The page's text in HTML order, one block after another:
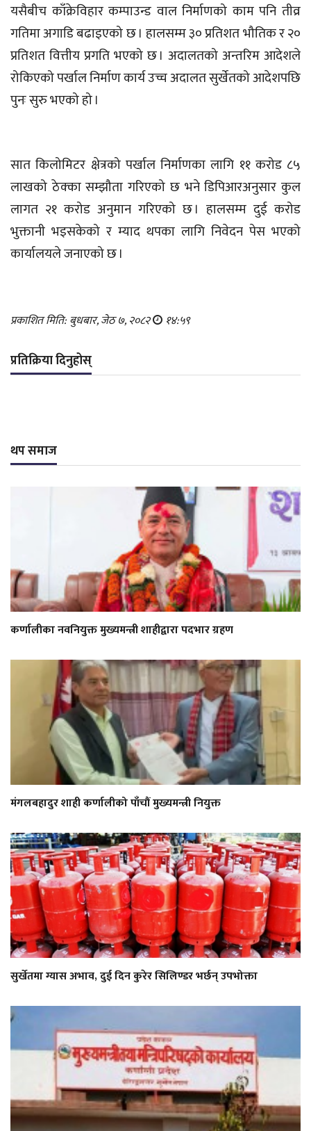
यसैबीच काँक्रेविहार कम्पाउन्ड वाल निर्माणको काम पनि तीव्र
गतिमा अगाडि बढाइएको छ । हालसम्म ३० प्रतिशत भौतिक र २०
प्रतिशत वित्तीय प्रगति भएको छ । अदालतको अन्तरिम आदेशले
रोकिएको पर्खाल निर्माण कार्य उच्च अदालत सुर्खेतको आदेशपछि
पुनः सुरु भएको हो ।
सात किलोमिटर क्षेत्रको पर्खाल निर्माणका लागि ११ करोड ८५
लाखको ठेक्का सम्झौता गरिएको छ भने डिपिआरअनुसार कुल
लागत २१ करोड अनुमान गरिएको छ । हालसम्म दुई करोड
भुक्तानी भइसकेको र म्याद थपका लागि निवेदन पेस भएको
कार्यालयले जनाएको छ ।
प्रकाशित मिति: बुधबार, जेठ ७, २०८२ १४:५९
प्रतिक्रिया दिनुहोस्
थप समाज
कर्णालीका नवनियुक्त मुख्यमन्त्री शाहीद्वारा पदभार ग्रहण
मंगलबहादुर शाही कर्णालीको पाँचौं मुख्यमन्त्री नियुक्त
सुर्खेतमा ग्यास अभाव, दुई दिन कुरेर सिलिण्डर भर्छन् उपभोक्ता